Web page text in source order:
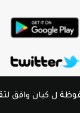
ل كيان وافق